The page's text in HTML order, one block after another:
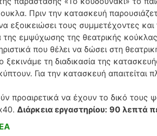
Πριν την κατασκευή
εξοικειώσει τους συμμετέχοντες
της εμψύχωσης της θεατρικής
που θέλει να δώσει στη
τη διαδικασία της
Για την κατασκευή απαιτείται
προαιρετικά να έχουν το δικό τους
Διάρκεια εργαστηρίου: 90 λεπτά